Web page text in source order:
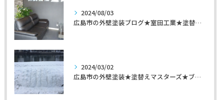
2024/08/03
広島市の外壁塗装ブログ★室田工業★塗替えマスターズ★外壁リフォーム
2024/03/02
広島市の外壁塗装★塗替えマスターズ★ブログ「初めて家を手入れするのに」